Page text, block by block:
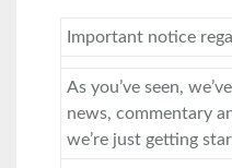
Important notice
As you’ve seen,
news, commentary
we’re just getting